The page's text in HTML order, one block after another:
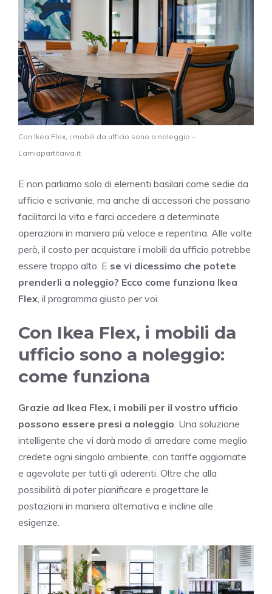
Con Ikea Flex, i mobili da ufficio sono a noleggio –
Lamiapartitaiva.it
E non parliamo solo di elementi basilari come sedie da
ufficio e scrivanie, ma anche di accessori che possano
facilitarci la vita e farci accedere a determinate
operazioni in maniera più veloce e repentina. Alle volte
però, il costo per acquistare i mobili da ufficio potrebbe
essere troppo alto. E se vi dicessimo che potete
prenderli a noleggio? Ecco come funziona Ikea
Flex, il programma giusto per voi.
Con Ikea Flex, i mobili da
ufficio sono a noleggio:
come funziona
Grazie ad Ikea Flex, i mobili per il vostro ufficio
possono essere presi a noleggio. Una soluzione
intelligente che vi darà modo di arredare come meglio
credete ogni singolo ambiente, con tariffe aggiornate
e agevolate per tutti gli aderenti. Oltre che alla
possibilità di poter pianificare e progettare le
postazioni in maniera alternativa e incline alle
esigenze.